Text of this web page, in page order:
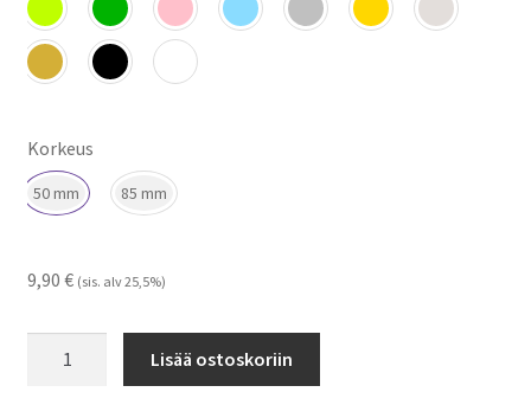
Korkeus
50 mm 85 mm
9,90 € (sis. alv 25,5%)
Lisää ostoskoriin